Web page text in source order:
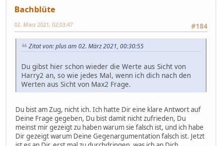
Bachblüte
#184
02. März 2021, 02:03:47
Zitat von: plus am 02. März 2021, 00:30:55
Du gibst hier schon wieder die Werte aus Sicht von
Harry2 an, so wie jedes Mal, wenn ich dich nach den
Werten aus Sicht von Max2 Frage.
Du bist am Zug, nicht ich. Ich hatte Dir eine klare Antwort auf
Deine Frage gegeben, Du bist damit nicht zufrieden, Du
meinst mir gezeigt zu haben warum sie falsch ist, und ich habe
Dir gezeigt warum Deine Gegenargumentation falsch ist. Jetzt